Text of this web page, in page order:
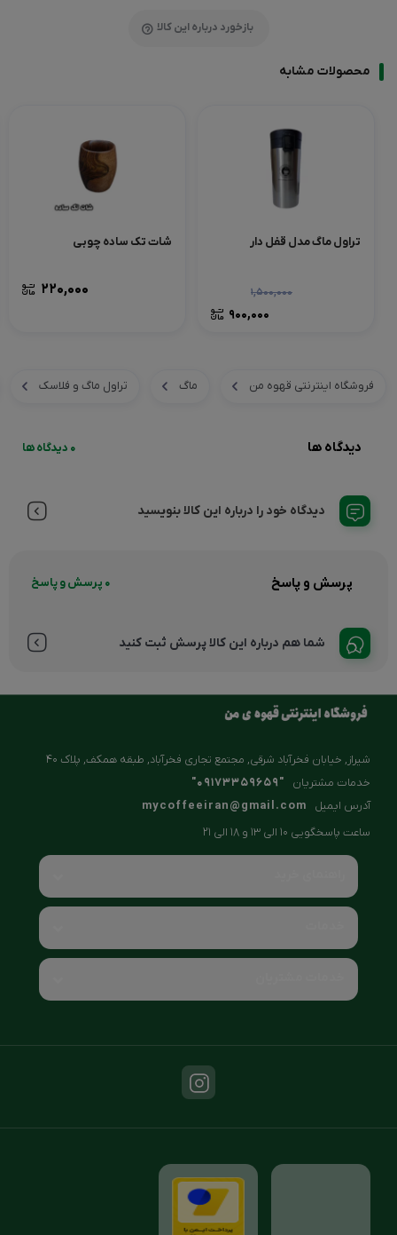
بازخورد درباره این کالا
محصولات مشابه
تراول ماگ مدل قفل دار
۱,۵۰۰,۰۰۰
۹۰۰,۰۰۰
شات تک ساده چوبی
۲۲۰,۰۰۰
فروشگاه اینترنتی قهوه من ماگ تراول ماگ و فلاسک
دیدگاه ها 0 دیدگاه ها
دیدگاه خود را درباره این کالا بنویسید
پرسش و پاسخ 0 پرسش و پاسخ
شما هم درباره این کالا پرسش ثبت کنید
شیراز, خیابان فخرآباد شرقی, مجتمع تجاری فخرآباد, طبقه همکف, پلاک ۴۰
خدمات مشتریان
"09173359659"
آدرس ایمیل
mycoffeeiran@gmail.com
ساعت پاسخگویی 10 الی 13 و 18 الی 21